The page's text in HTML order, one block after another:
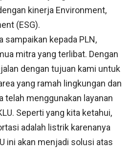
kinerja Environment,
(ESG).
sampaikan kepada PLN,
mitra yang terlibat. Dengan
dengan tujuan kami untuk
yang ramah lingkungan dan
telah menggunakan layanan
Seperti yang kita ketahui,
adalah listrik karenanya
ini akan menjadi solusi atas